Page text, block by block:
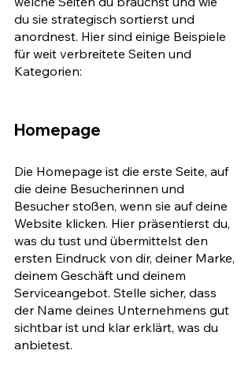
du sie strategisch sortierst und
anordnest. Hier sind einige Beispiele
für weit verbreitete Seiten und
Kategorien:
Homepage
Die Homepage ist die erste Seite, auf
die deine Besucherinnen und
Besucher stoßen, wenn sie auf deine
Website klicken. Hier präsentierst du,
was du tust und übermittelst den
ersten Eindruck von dir, deiner Marke,
deinem Geschäft und deinem
Serviceangebot. Stelle sicher, dass
der Name deines Unternehmens gut
sichtbar ist und klar erklärt, was du
anbietest.